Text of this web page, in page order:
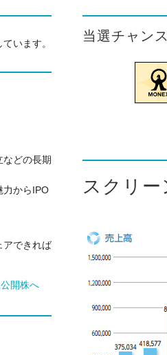
当選チャン
スクリ
います。
などの長期
力からIPO
アできれば